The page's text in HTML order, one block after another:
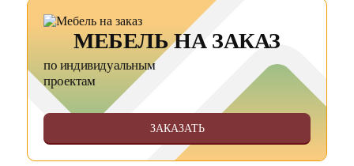
МЕБЕЛЬ НА ЗАКАЗ
по индивидуальным
проектам
ЗАКАЗАТЬ